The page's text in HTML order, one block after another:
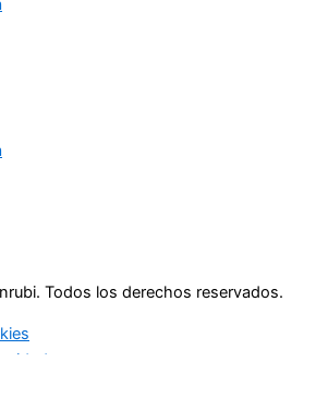
Todos los derechos reservados.